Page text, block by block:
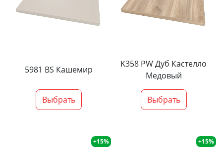
5981 BS Кашемир
Выбрать
K358 PW Дуб Кастелло
Медовый
Выбрать
+15% +15%